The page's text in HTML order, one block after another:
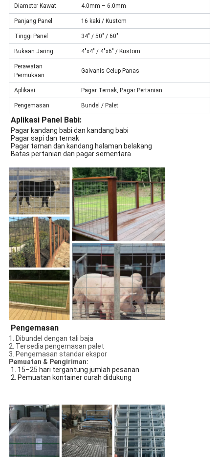
Diameter Kawat 4.0mm – 6.0mm
Panjang Panel 16 kaki / Kustom
Tinggi Panel 34" / 50" / 60"
Bukaan Jaring 4"x4" / 4"x6" / Kustom
Perawatan
Permukaan
Galvanis Celup Panas
Aplikasi Pagar Ternak, Pagar Pertanian
Pengemasan Bundel / Palet
Aplikasi Panel Babi:
Pagar kandang babi dan kandang babi
Pagar sapi dan ternak
Pagar taman dan kandang halaman belakang
Batas pertanian dan pagar sementara
Pengemasan
1. Dibundel dengan tali baja
2. Tersedia pengemasan palet
3. Pengemasan standar ekspor
Pemuatan & Pengiriman:
1. 15–25 hari tergantung jumlah pesanan
2. Pemuatan kontainer curah didukung